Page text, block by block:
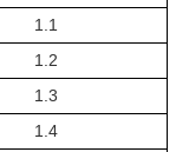
1.1
1.2
1.3
1.4